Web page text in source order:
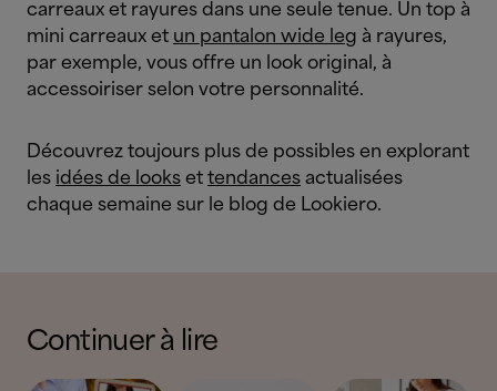
carreaux et rayures dans une seule tenue. Un top à
mini carreaux et un pantalon wide leg à rayures,
par exemple, vous offre un look original, à
accessoiriser selon votre personnalité.
Découvrez toujours plus de possibles en explorant
les idées de looks et tendances actualisées
chaque semaine sur le blog de Lookiero.
Continuer à lire